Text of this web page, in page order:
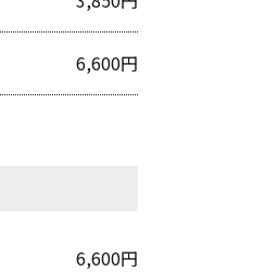
6,600円
6,600円